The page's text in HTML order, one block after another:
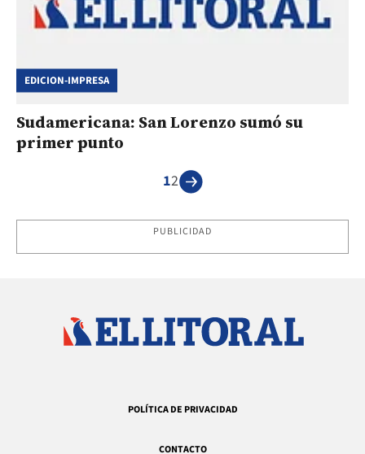
EDICION-IMPRESA
Sudamericana: San Lorenzo sumó su
primer punto
12
PUBLICIDAD
POLÍTICA DE PRIVACIDAD
CONTACTO